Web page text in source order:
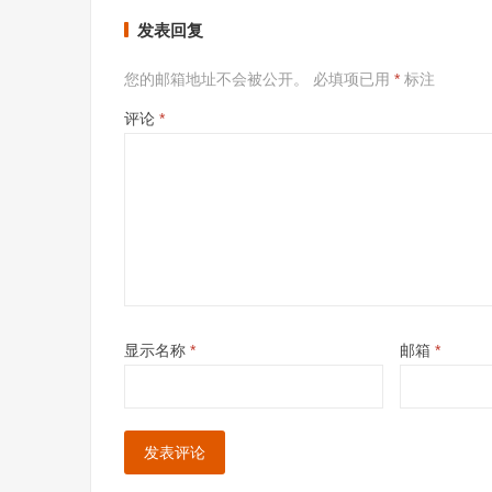
发表回复
您的邮箱地址不会被公开。 必填项已用 * 标注
评论 *
显示名称 * 邮箱 *